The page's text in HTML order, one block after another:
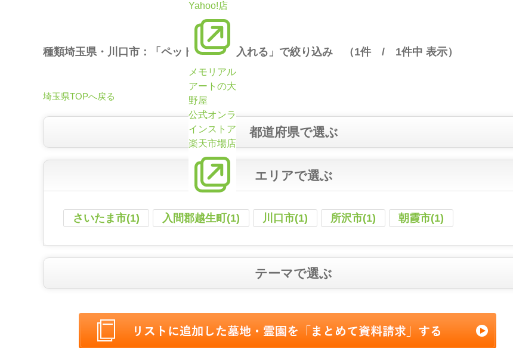
Yahoo!店
メモリアル
アートの大
野屋
公式オンラ
インストア
楽天市場店
種類埼玉県・川口市：「ペットと一緒に入れる」で絞り込み （1件 / 1件中 表示）
埼玉県TOPへ戻る
都道府県で選ぶ
エリアで選ぶ
さいたま市(1) 入間郡越生町(1) 川口市(1) 所沢市(1) 朝霞市(1)
テーマで選ぶ